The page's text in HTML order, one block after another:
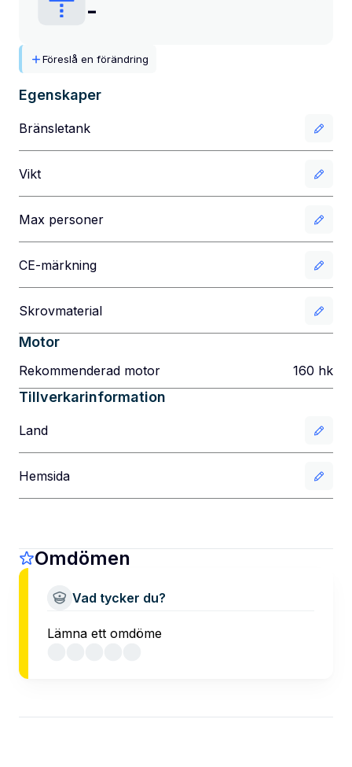
-
Föreslå en förändring
Egenskaper
Bränsletank
Vikt
Max personer
CE-märkning
Skrovmaterial
Motor
Rekommenderad motor 160 hk
Tillverkarinformation
Land
Hemsida
Omdömen
Vad tycker du?
Lämna ett omdöme